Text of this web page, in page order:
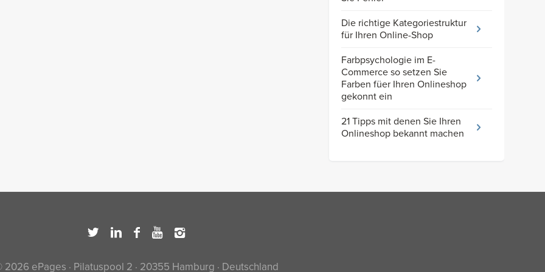
Die richtige Kategoriestruktur
für Ihren Online-Shop
Farbpsychologie im E-
Commerce so setzen Sie
Farben füer Ihren Onlineshop
gekonnt ein
21 Tipps mit denen Sie Ihren
Onlineshop bekannt machen
2026 ePages · Pilatuspool 2 · 20355 Hamburg · Deutschland